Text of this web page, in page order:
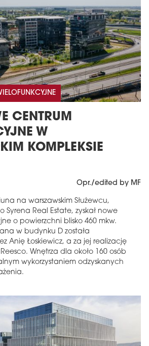
CENTRUM
W
KOMPLEKSIE
Opr./edited by MF
na warszawskim Służewcu,
Syrena Real Estate, zyskał nowe
o powierzchni blisko 460 mkw.
w budynku D została
Anię Łoskiewicz, a za jej realizację
Wnętrza dla około 160 osób
wykorzystaniem odzyskanych